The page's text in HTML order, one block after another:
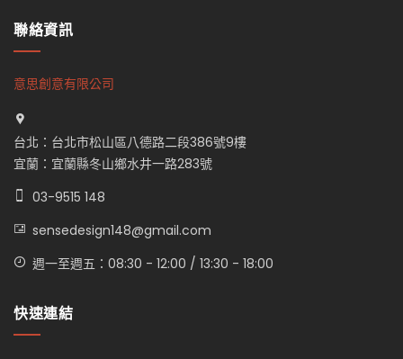
聯絡資訊
意思創意有限公司
台北：台北市松山區八德路二段386號9樓
宜蘭：宜蘭縣冬山鄉水井一路283號
03-9515 148
sensedesign148@gmail.com
週一至週五：08:30 - 12:00 / 13:30 - 18:00
快速連結